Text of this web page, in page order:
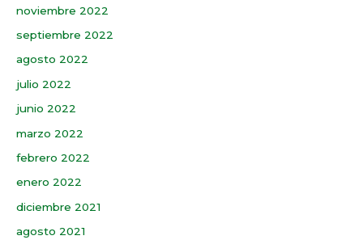
noviembre 2022
septiembre 2022
agosto 2022
julio 2022
junio 2022
marzo 2022
febrero 2022
enero 2022
diciembre 2021
agosto 2021